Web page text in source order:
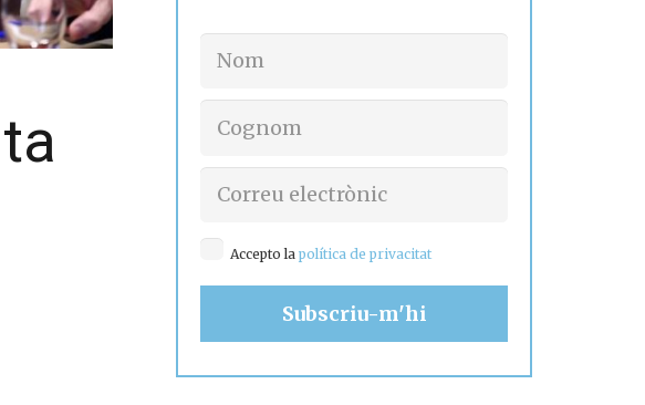
Accepto lapolítica de privacitat